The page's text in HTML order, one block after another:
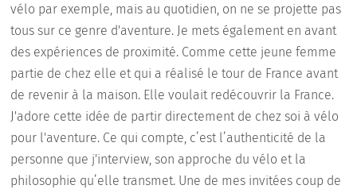
vélo par exemple, mais au quotidien, on ne se projette pas
tous sur ce genre d'aventure. Je mets également en avant
des expériences de proximité. Comme cette jeune femme
partie de chez elle et qui a réalisé le tour de France avant
de revenir à la maison. Elle voulait redécouvrir la France.
J'adore cette idée de partir directement de chez soi à vélo
pour l'aventure. Ce qui compte, c’est l’authenticité de la
personne que j'interview, son approche du vélo et la
philosophie qu’elle transmet. Une de mes invitées coup de